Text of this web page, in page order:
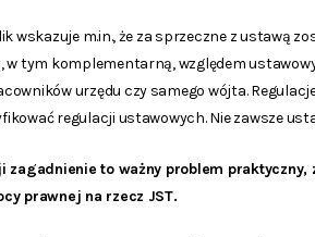
wskazuje m.in., że za sprzeczne z ustawą
w tym komplementarną, względem
urzędu czy samego wójta.
regulacji ustawowych. Nie zawsze
zagadnienie to ważny problem
prawnej na rzecz JST.